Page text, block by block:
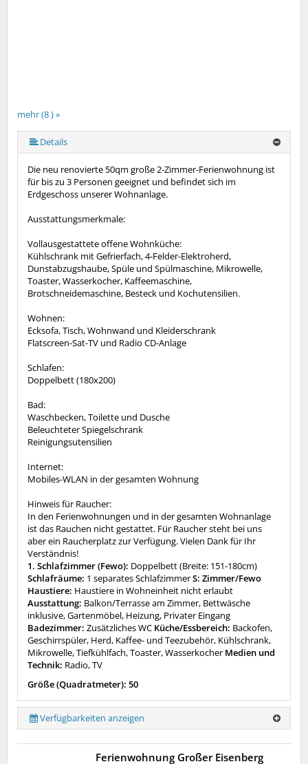
mehr (8 ) »
mehr (8 ) »
mehr (8 ) »
mehr (8 ) »
mehr (8 ) »
Details
Die neu renovierte 50qm große 2-Zimmer-Ferienwohnung ist
für bis zu 3 Personen geeignet und befindet sich im
Erdgeschoss unserer Wohnanlage.
Ausstattungsmerkmale:
Vollausgestattete offene Wohnküche:
Kühlschrank mit Gefrierfach, 4-Felder-Elektroherd,
Dunstabzugshaube, Spüle und Spülmaschine, Mikrowelle,
Toaster, Wasserkocher, Kaffeemaschine,
Brotschneidemaschine, Besteck und Kochutensilien.
Wohnen:
Ecksofa, Tisch, Wohnwand und Kleiderschrank
Flatscreen-Sat-TV und Radio CD-Anlage
Schlafen:
Doppelbett (180x200)
Bad:
Waschbecken, Toilette und Dusche
Beleuchteter Spiegelschrank
Reinigungsutensilien
Internet:
Mobiles-WLAN in der gesamten Wohnung
Hinweis für Raucher:
In den Ferienwohnungen und in der gesamten Wohnanlage
ist das Rauchen nicht gestattet. Für Raucher steht bei uns
aber ein Raucherplatz zur Verfügung. Vielen Dank für Ihr
Verständnis!
1. Schlafzimmer (Fewo): Doppelbett (Breite: 151-180cm)
Schlafräume: 1 separates SchlafzimmerS: Zimmer/Fewo
Haustiere: Haustiere in Wohneinheit nicht erlaubt
Ausstattung: Balkon/Terrasse am Zimmer, Bettwäsche
inklusive, Gartenmöbel, Heizung, Privater Eingang
Badezimmer: Zusätzliches WC Küche/Essbereich: Backofen,
Geschirrspüler, Herd, Kaffee- und Teezubehör, Kühlschrank,
Mikrowelle, Tiefkühlfach, Toaster, Wasserkocher Medien und
Technik: Radio, TV
Größe (Quadratmeter): 50
Verfügbarkeiten anzeigen
Ferienwohnung Großer Eisenberg